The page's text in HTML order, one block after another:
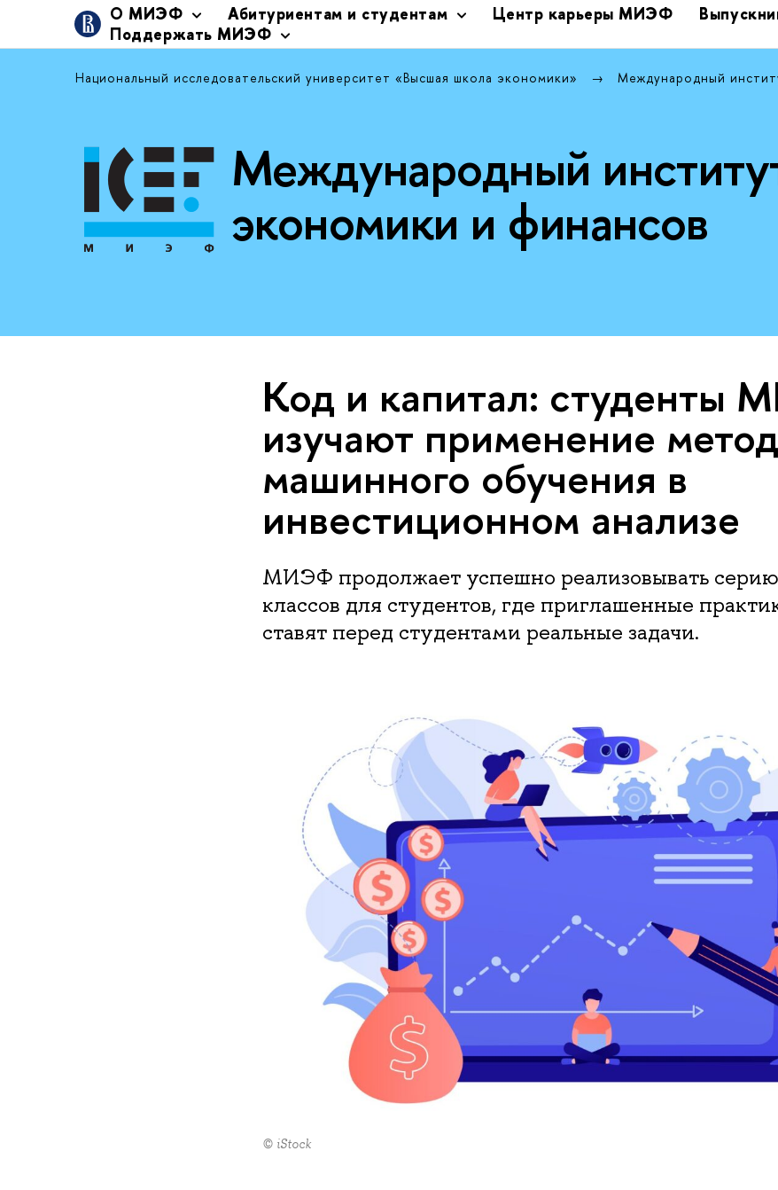
О МИЭФ Абитуриентам и студентам Центр карьеры МИЭФ
Поддержать МИЭФ
Национальный исследовательский университет «Высшая школа экономики» Международный
Международный
экономики и финансов
Код и капитал: студенты
изучают применение
машинного обучения в
инвестиционном анализе
МИЭФ продолжает успешно реализовывать
классов для студентов, где приглашенные
ставят перед студентами реальные задачи.
© iStock